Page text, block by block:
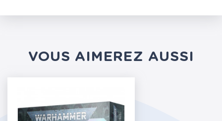
VOUS AIMEREZ AUSSI